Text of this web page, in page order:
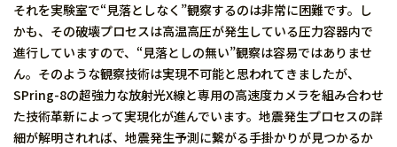
それを実験室で“見落としなく”観察するのは非常に困難です。し
かも、その破壊プロセスは高温高圧が発生している圧力容器内で
進行していますので、“見落としの無い”観察は容易ではありませ
ん。そのような観察技術は実現不可能と思われてきましたが、
SPring-8の超強力な放射光X線と専用の高速度カメラを組み合わせ
た技術革新によって実現化が進んでいます。地震発生プロセスの詳
細が解明されれば、地震発生予測に繋がる手掛かりが見つかるか